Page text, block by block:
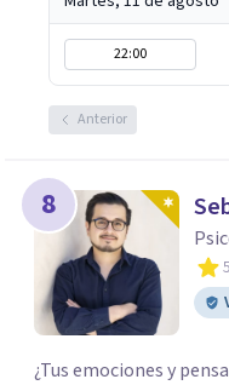
22:00
Anterior
8
5
¿Tus emociones y